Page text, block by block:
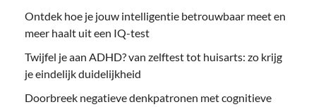
Ontdek hoe je jouw intelligentie betrouwbaar meet en
meer haalt uit een IQ-test
Twijfel je aan ADHD? van zelftest tot huisarts: zo krijg
je eindelijk duidelijkheid
Doorbreek negatieve denkpatronen met cognitieve